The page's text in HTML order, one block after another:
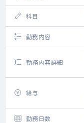
科目
勤務内容
勤務内容詳細
給与
勤務日数